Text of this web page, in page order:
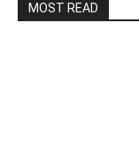
MOST READ